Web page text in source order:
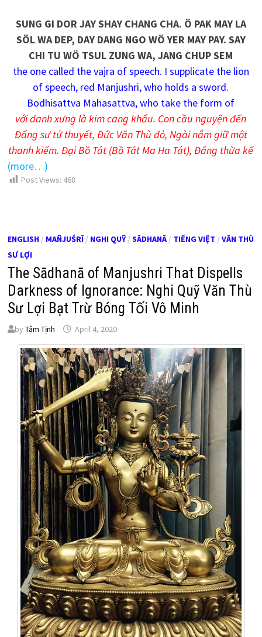
SUNG GI DOR JAY SHAY CHANG CHA. Ö PAK MAY LA
SÖL WA DEP, DAY DANG NGO WÖ YER MAY PAY. SAY
CHI TU WÖ TSUL ZUNG WA, JANG CHUP SEM
the one called the vajra of speech. I supplicate the lion
of speech, red Manjushri, who holds a sword.
Bodhisattva Mahasattva, who take the form of
với danh xưng là kim cang khẩu. Con cầu nguyện đến
Đấng sư tử thuyết, Đức Văn Thù đỏ, Ngài nắm giữ một
thanh kiếm. Đại Bồ Tát (Bồ Tát Ma Ha Tát), Đấng thừa kế
(more…)
Post Views: 468
ENGLISH/ MAÑJUŚRĪ/ NGHI QUỸ/ SĀDHANĀ/ TIẾNG VIỆT / VĂN THÙ
SƯ LỢI
The Sādhanā of Manjushri That Dispells
Darkness of Ignorance: Nghi Quỹ Văn Thù
Sư Lợi Bạt Trừ Bóng Tối Vô Minh
by Tâm Tịnh April 4, 2020